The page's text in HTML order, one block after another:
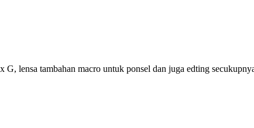
lensa tambahan macro untuk ponsel dan juga edting